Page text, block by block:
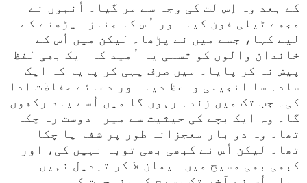
کے بعد وہ اِس لت کی وجہ سے مر گیا۔ اُنہوں نے
مجھے ٹیلی فون کیا اور اُس کا جنازہ پڑھنے کے
لیے کہا، جسے میں نے پڑھا۔ لیکن میں اُس کے
خاندان والوں کو تسلی یا اُمید کا ایک بھی لفظ
پیش نہ کر پایا۔ میں صرف یہی کر پایا کہ ایک
سادہ سا انجیلی واعظ دیا اور دعائے حفاظت ادا
کی۔ جب تک میں زندہ رہوں گا میں اُسے یاد رکھوں
گا۔ وہ ایک بچے کی حیثیت سے میرا دوست رہ چکا
تھا۔ وہ دو بار معجزانہ طور پر شفا پا چکا
تھا۔ لیکن اُس نے کبھی بھی توبہ نہیں کی، اور
کبھی بھی مسیح میں ایمان لا کر تبدیل نہیں